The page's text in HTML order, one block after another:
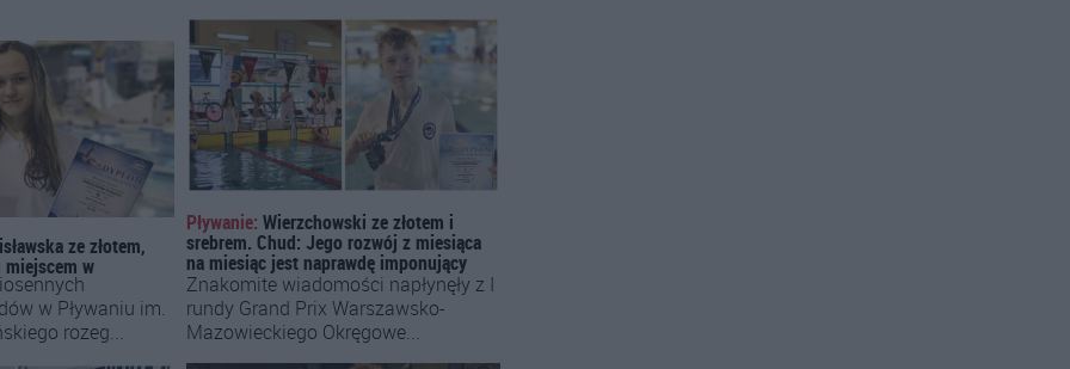
ze złotem,
w
Pływanie: Wierzchowski ze złotem i
srebrem. Chud: Jego rozwój z miesiąca
na miesiąc jest naprawdę imponujący
w Pływaniu im.
rozeg...
Znakomite wiadomości napłynęły z I
rundy Grand Prix Warszawsko-
Mazowieckiego Okręgowe...